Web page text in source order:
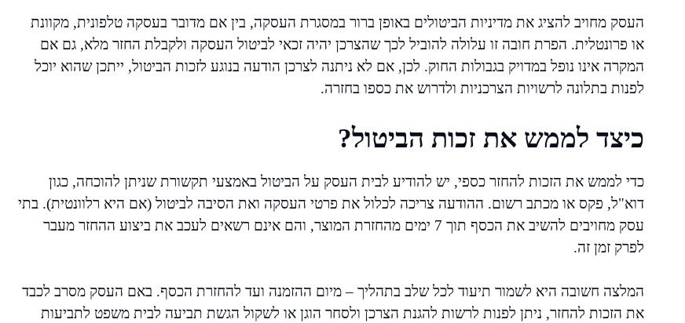
העסק מחויב להציג את מדיניות הביטולים באופן ברור במסגרת העסקה, בין אם מדובר בעסקה טלפונית, מקוונת
או פרונטלית. הפרת חובה זו עלולה להוביל לכך שהצרכן יהיה זכאי לביטול העסקה ולקבלת החזר מלא, גם אם
המקרה אינו נופל במדויק בגבולות החוק. לכן, אם לא ניתנה לצרכן הודעה בנוגע לזכות הביטול, ייתכן שהוא יוכל
לפנות בתלונה לרשויות הצרכניות ולדרוש את כספו בחזרה.
כיצד לממש את זכות הביטול?
כדי לממש את הזכות להחזר כספי, יש להודיע לבית העסק על הביטול באמצעי תקשורת שניתן להוכחה, כגון
דוא"ל, פקס או מכתב רשום. ההודעה צריכה לכלול את פרטי העסקה ואת הסיבה לביטול (אם היא רלוונטית). בתי
עסק מחויבים להשיב את הכסף תוך 7 ימים מהחזרת המוצר, והם אינם רשאים לעכב את ביצוע ההחזר מעבר
לפרק זמן זה.
המלצה חשובה היא לשמור תיעוד לכל שלב בתהליך – מיום ההזמנה ועד להחזרת הכסף. באם העסק מסרב לכבד
את הזכות להחזר, ניתן לפנות לרשות להגנת הצרכן ולסחר הוגן או לשקול הגשת תביעה לבית משפט לתביעות